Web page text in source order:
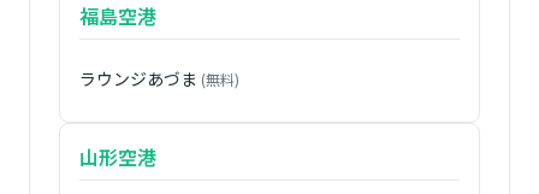
福島空港
ラウンジあづま (無料)
山形空港